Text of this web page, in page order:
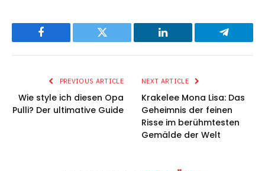
Facebook Twitter LinkedIn Telegram
PREVIOUS ARTICLE
Wie style ich diesen Opa
Pulli? Der ultimative Guide
NEXT ARTICLE
Krakelee Mona Lisa: Das
Geheimnis der feinen
Risse im berühmtesten
Gemälde der Welt